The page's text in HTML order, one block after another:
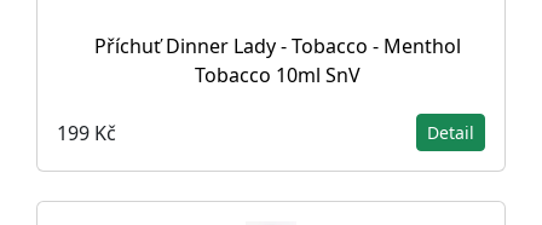
Příchuť Dinner Lady - Tobacco - Menthol
Tobacco 10ml SnV
199 Kč Detail